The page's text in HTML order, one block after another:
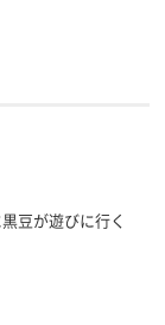
豆が遊びに行く